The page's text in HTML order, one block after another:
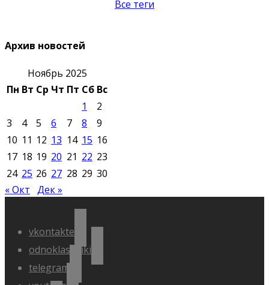
Все теги
Архив новостей
Ноябрь 2025
Пн Вт Ср Чт Пт Сб Вс
1
2
3
4 5 6 7 8
9
10 11 12 13 14 15 16
17 18 19 20 21 22 23
24 25 26 27 28 29 30
« Окт Дек »
vkontakte
odnoklassniki
telegram